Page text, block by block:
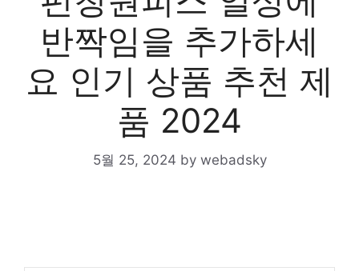
반짝임을 추가하세
요 인기 상품 추천 제
품 2024
5월 25, 2024 by webadsky